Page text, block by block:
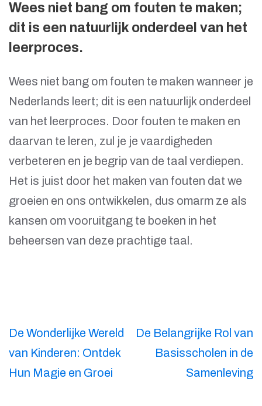
Wees niet bang om fouten te maken;
dit is een natuurlijk onderdeel van het
leerproces.
Wees niet bang om fouten te maken wanneer je
Nederlands leert; dit is een natuurlijk onderdeel
van het leerproces. Door fouten te maken en
daarvan te leren, zul je je vaardigheden
verbeteren en je begrip van de taal verdiepen.
Het is juist door het maken van fouten dat we
groeien en ons ontwikkelen, dus omarm ze als
kansen om vooruitgang te boeken in het
beheersen van deze prachtige taal.
Berichtnavigatie
De Wonderlijke Wereld
van Kinderen: Ontdek
Hun Magie en Groei
De Belangrijke Rol van
Basisscholen in de
Samenleving